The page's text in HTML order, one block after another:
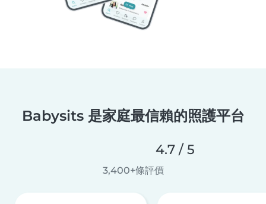
Babysits 是家庭最信賴的照護平台
4.7 / 5
3,400+條評價